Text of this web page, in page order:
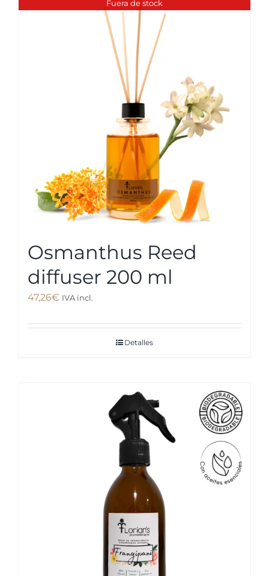
Fuera de stock
Osmanthus Reed
diffuser 200 ml
47,26€ IVA incl.
Detalles